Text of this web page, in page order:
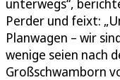
unterwegs“,
Perder und feixt:
Planwagen – wir
wenige seien nach
Großschwamborn